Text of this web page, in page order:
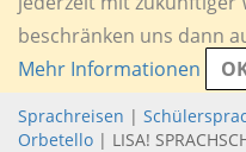
beschränken uns dann
Mehr Informationen
Sprachreisen |
Orbetello | LISA!